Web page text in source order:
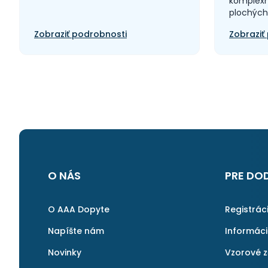
osobné vozy
Auto-Moto > Servis - pneu
Auto-Moto > Služby -
Auto-Moto > Služby -
lakovne
Auto-Moto > Služby -
Auto-Moto > Služby -
Zobraziť podrobnosti
O NÁS
O AAA Dopyte
Napíšte nám
Novinky
PRE
Vzorové